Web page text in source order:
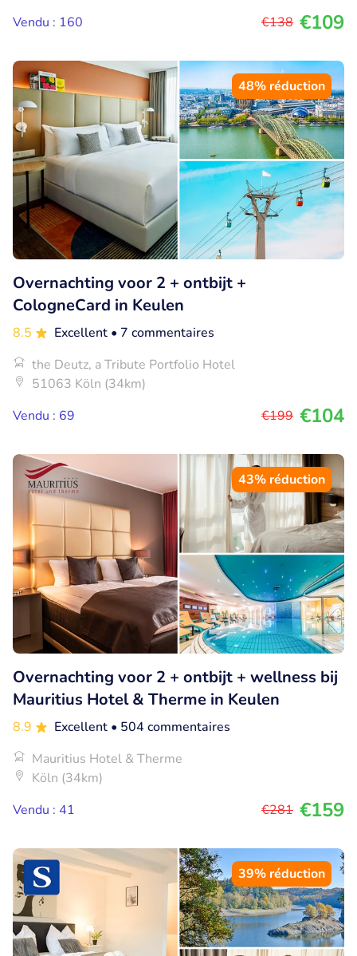
Vendu : 160
€138 €109
48% réduction
Overnachting voor 2 + ontbijt +
CologneCard in Keulen
8.5 Excellent • 7 commentaires
the Deutz, a Tribute Portfolio Hotel
51063 Köln (34km)
Vendu : 69
€199 €104
43% réduction
Overnachting voor 2 + ontbijt + wellness bij
Mauritius Hotel & Therme in Keulen
8.9 Excellent • 504 commentaires
Mauritius Hotel & Therme
Köln (34km)
Vendu : 41
€281 €159
39% réduction